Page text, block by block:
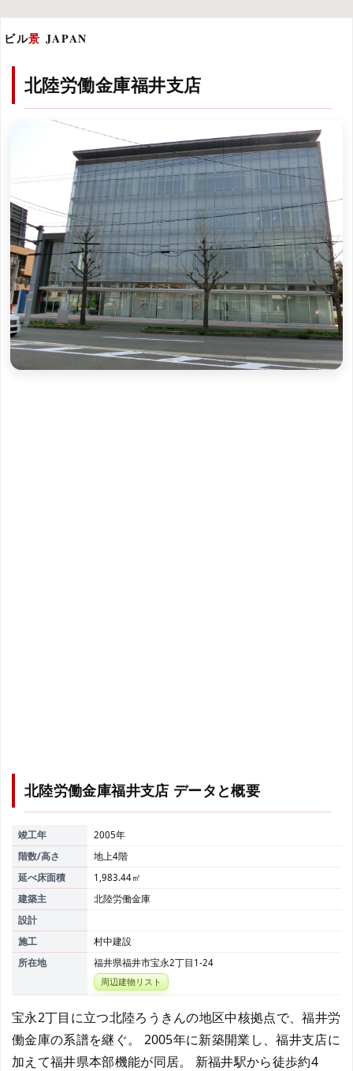
ビル景 JAPAN
北陸労働金庫福井支店
北陸労働金庫福井支店 データと概要
竣工年
2005年
階数/高さ
地上4階
延べ床面積
1,983.44㎡
建築主
北陸労働金庫
設計
施工
村中建設
所在地
福井県福井市宝永2丁目1-24
周辺建物リスト
宝永2丁目に立つ北陸ろうきんの地区中核拠点で、福井労
働金庫の系譜を継ぐ。 2005年に新築開業し、福井支店に
加えて福井県本部機能が同居。 新福井駅から徒歩約4